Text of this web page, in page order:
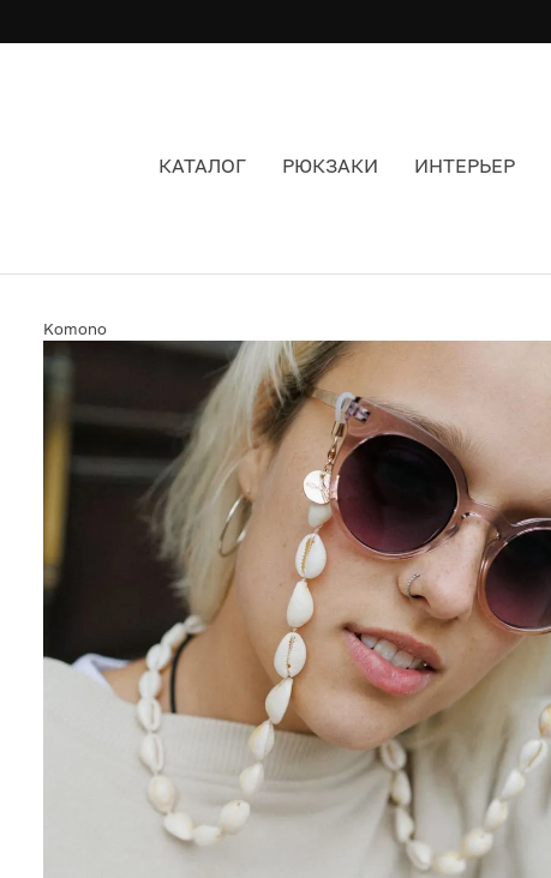
КАТАЛОГ РЮКЗАКИ ИНТЕРЬЕР
Komono